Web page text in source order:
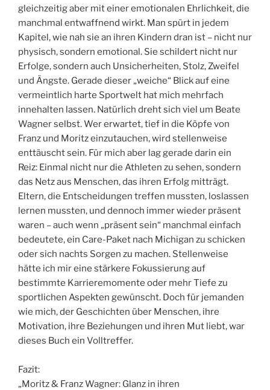
gleichzeitig aber mit einer emotionalen Ehrlichkeit, die
manchmal entwaffnend wirkt. Man spürt in jedem
Kapitel, wie nah sie an ihren Kindern dran ist – nicht nur
physisch, sondern emotional. Sie schildert nicht nur
Erfolge, sondern auch Unsicherheiten, Stolz, Zweifel
und Ängste. Gerade dieser „weiche“ Blick auf eine
vermeintlich harte Sportwelt hat mich mehrfach
innehalten lassen. Natürlich dreht sich viel um Beate
Wagner selbst. Wer erwartet, tief in die Köpfe von
Franz und Moritz einzutauchen, wird stellenweise
enttäuscht sein. Für mich aber lag gerade darin ein
Reiz: Einmal nicht nur die Athleten zu sehen, sondern
das Netz aus Menschen, das ihren Erfolg mitträgt.
Eltern, die Entscheidungen treffen mussten, loslassen
lernen mussten, und dennoch immer wieder präsent
waren – auch wenn „präsent sein“ manchmal einfach
bedeutete, ein Care-Paket nach Michigan zu schicken
oder sich nachts Sorgen zu machen. Stellenweise
hätte ich mir eine stärkere Fokussierung auf
bestimmte Karrieremomente oder mehr Tiefe zu
sportlichen Aspekten gewünscht. Doch für jemanden
wie mich, der Geschichten über Menschen, ihre
Motivation, ihre Beziehungen und ihren Mut liebt, war
dieses Buch ein Volltreffer.
Fazit:
„Moritz & Franz Wagner: Glanz in ihren